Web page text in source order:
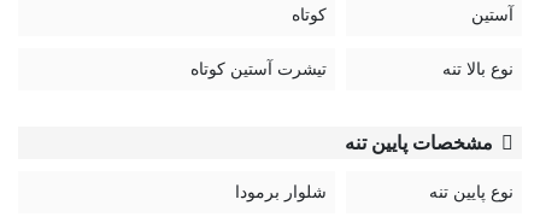
آستین کوتاه
نوع بالا تنه تیشرت آستین کوتاه
مشخصات پایین تنه
نوع پایین تنه شلوار برمودا